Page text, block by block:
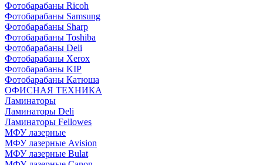
Фотобарабаны Ricoh
Фотобарабаны Samsung
Фотобарабаны Sharp
Фотобарабаны Toshiba
Фотобарабаны Deli
Фотобарабаны Xerox
Фотобарабаны KIP
Фотобарабаны Катюша
ОФИСНАЯ ТЕХНИКА
Ламинаторы
Ламинаторы Deli
Ламинаторы Fellowes
МФУ лазерные
МФУ лазерные Avision
МФУ лазерные Bulat